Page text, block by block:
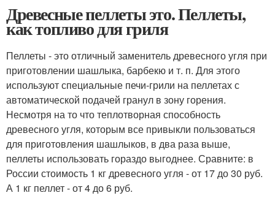
Древесные пеллеты это. Пеллеты,
как топливо для гриля
Пеллеты - это отличный заменитель древесного угля при
приготовлении шашлыка, барбекю и т. п. Для этого
используют специальные печи-грили на пеллетах с
автоматической подачей гранул в зону горения.
Несмотря на то что теплотворная способность
древесного угля, которым все привыкли пользоваться
для приготовления шашлыков, в два раза выше,
пеллеты использовать гораздо выгоднее. Сравните: в
России стоимость 1 кг древесного угля - от 17 до 30 руб.
А 1 кг пеллет - от 4 до 6 руб.